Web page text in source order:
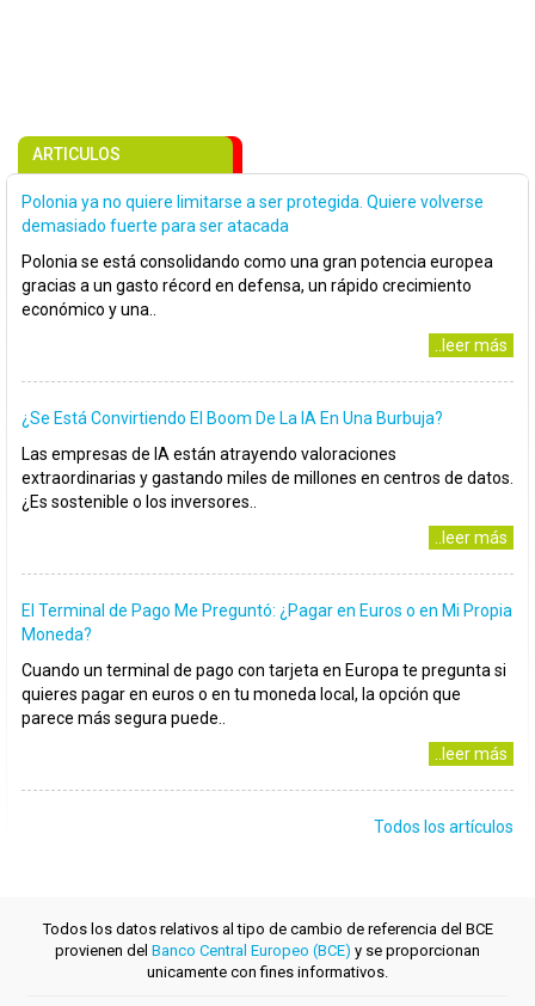
ARTICULOS
Polonia ya no quiere limitarse a ser protegida. Quiere volverse
demasiado fuerte para ser atacada
Polonia se está consolidando como una gran potencia europea
gracias a un gasto récord en defensa, un rápido crecimiento
económico y una..
..leer más
¿Se Está Convirtiendo El Boom De La IA En Una Burbuja?
Las empresas de IA están atrayendo valoraciones
extraordinarias y gastando miles de millones en centros de datos.
¿Es sostenible o los inversores..
..leer más
El Terminal de Pago Me Preguntó: ¿Pagar en Euros o en Mi Propia
Moneda?
Cuando un terminal de pago con tarjeta en Europa te pregunta si
quieres pagar en euros o en tu moneda local, la opción que
parece más segura puede..
..leer más
Todos los artículos
Todos los datos relativos al tipo de cambio de referencia del BCE
provienen del Banco Central Europeo (BCE) y se proporcionan
unicamente con fines informativos.